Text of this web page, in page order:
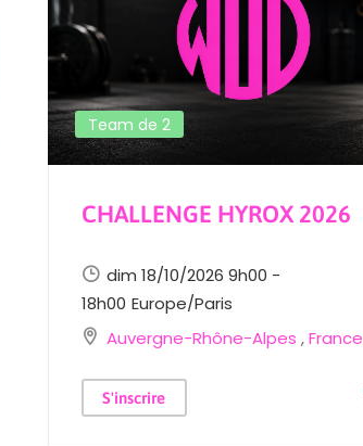
team
pour les athlètes
Team de 2
CHALLENGE HYROX 2026
dim 18/10/2026 9h00 -
18h00 Europe/Paris
Auvergne-Rhône-Alpes ,France
S'inscrire